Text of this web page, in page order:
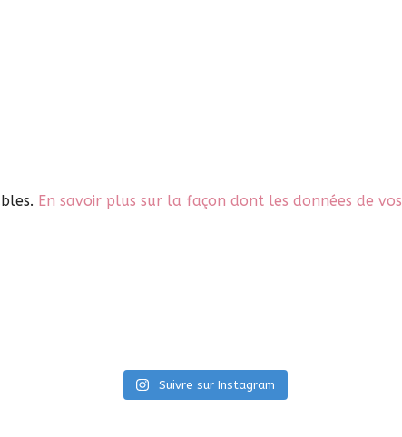
En savoir plus sur la façon dont les données de vos
Suivre sur Instagram